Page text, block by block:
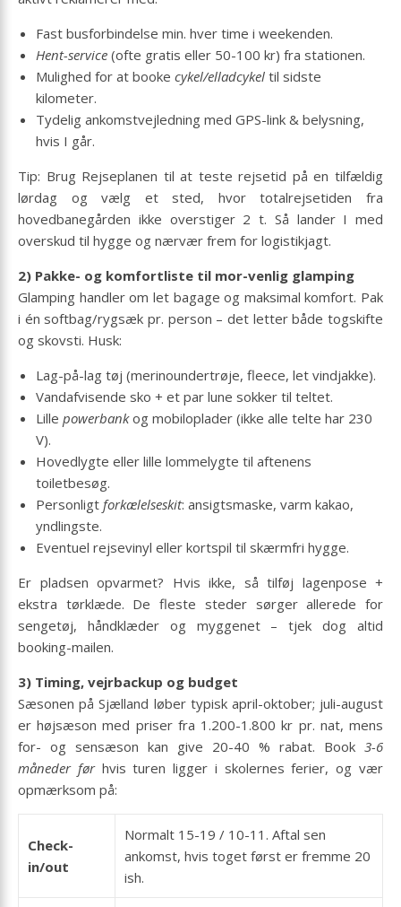
Fast busforbindelse min. hver time i weekenden.
Hent-service (ofte gratis eller 50-100 kr) fra stationen.
Mulighed for at booke cykel/elladcykel til sidste
kilometer.
Tydelig ankomstvejledning med GPS-link & belysning,
hvis I går.
Tip: Brug Rejseplanen til at teste rejsetid på en tilfældig
lørdag og vælg et sted, hvor totalrejsetiden fra
hovedbanegården ikke overstiger 2 t. Så lander I med
overskud til hygge og nærvær frem for logistikjagt.
2) Pakke- og komfortliste til mor-venlig glamping
Glamping handler om let bagage og maksimal komfort. Pak
i én softbag/rygsæk pr. person – det letter både togskifte
og skovsti. Husk:
Lag-på-lag tøj (merinoundertrøje, fleece, let vindjakke).
Vandafvisende sko + et par lune sokker til teltet.
Lille powerbankog mobiloplader (ikke alle telte har 230
V).
Hovedlygte eller lille lommelygte til aftenens
toiletbesøg.
Personligt forkælelseskit: ansigtsmaske, varm kakao,
yndlingste.
Eventuel rejsevinyl eller kortspil til skærmfri hygge.
Er pladsen opvarmet? Hvis ikke, så tilføj lagenpose +
ekstra tørklæde. De fleste steder sørger allerede for
sengetøj, håndklæder og myggenet – tjek dog altid
booking-mailen.
3) Timing, vejrbackup og budget
Sæsonen på Sjælland løber typisk april-oktober; juli-august
er højsæson med priser fra 1.200-1.800 kr pr. nat, mens
for- og sensæson kan give 20-40 % rabat. Book 3-6
måneder førhvis turen ligger i skolernes ferier, og vær
opmærksom på:
Check-
in/out
Normalt 15-19 / 10-11. Aftal sen
ankomst, hvis toget først er fremme 20
ish.